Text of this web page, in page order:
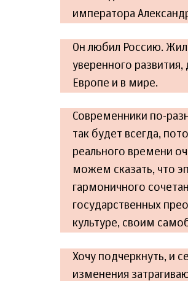
императора
Он любил Россию. Жил
уверенного
Европе и в мире.
Современники по-
так будет всегда,
реального времени
можем сказать, что
гармоничного
государственных
культуре, своим
Хочу подчеркнуть, и
изменения